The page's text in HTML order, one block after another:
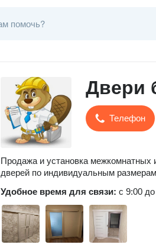
Двери
Телефон
Продажа и установка межкомнатных
дверей по индивидуальным размерам
Удобное время для связи: с 9:00